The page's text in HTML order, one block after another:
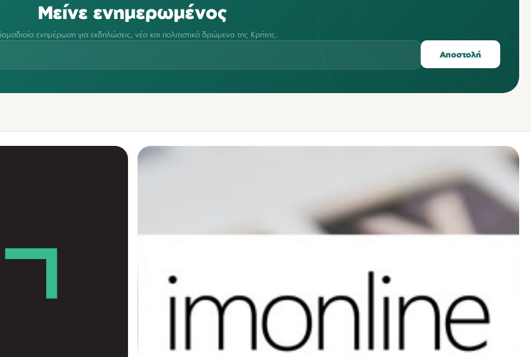
Μείνε ενημερωμένος
ενημέρωση για εκδηλώσεις, νέα και πολιτιστικά δρώμενα της Κρήτης.
Αποστολή